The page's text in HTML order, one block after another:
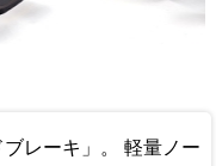
ブレーキ」。 軽量ノー